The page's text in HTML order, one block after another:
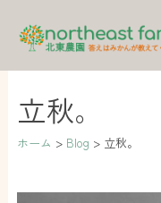
立秋。
ホーム Blog 立秋。
ー
カ
イ
ブ
テ
ゴ
リ
ー